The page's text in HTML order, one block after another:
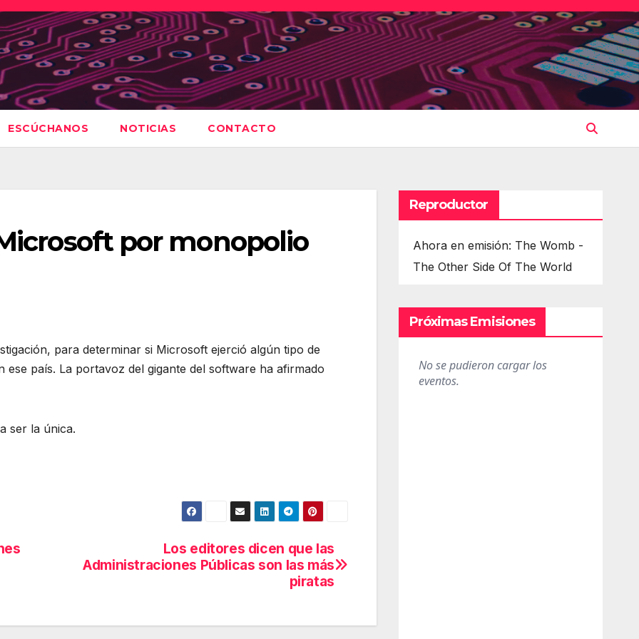
ESCÚCHANOS NOTICIAS CONTACTO
por monopolio
para determinar si Microsoft ejerció algún tipo de
país. La portavoz del gigante del software ha afirmado
ser la única.
Los editores dicen que las
Administraciones Públicas son las más
piratas
Reproductor
Ahora en emisión: The Womb -
The Other Side Of The World
Próximas Emisiones